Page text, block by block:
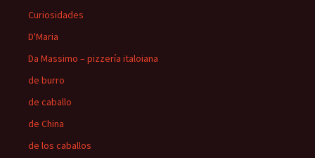
Curiosidades
D'Maria
Da Massimo – pizzería italoiana
de burro
de caballo
de China
de los caballos